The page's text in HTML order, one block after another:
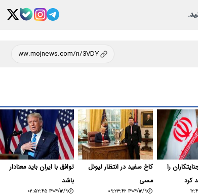
را
کرد
کاخ سفید در انتظار لیونل
مسی
۱۴۰۴/۱۲/۹ ۰۹:۲۳:۴۲
توافق با ایران باید معنادار
باشد
۱۴۰۴/۱۲/۹ ۰۲:۵۲:۴۵